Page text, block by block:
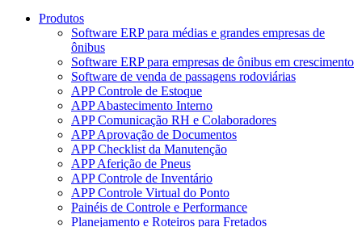
Produtos
Software ERP para médias e grandes empresas de
ônibus
Software ERP para empresas de ônibus em crescimento
Software de venda de passagens rodoviárias
APP Controle de Estoque
APP Abastecimento Interno
APP Comunicação RH e Colaboradores
APP Aprovação de Documentos
APP Checklist da Manutenção
APP Aferição de Pneus
APP Controle de Inventário
APP Controle Virtual do Ponto
Painéis de Controle e Performance
Planejamento e Roteiros para Fretados